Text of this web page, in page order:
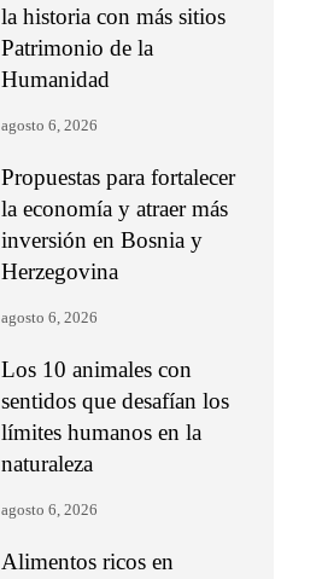
la historia con más sitios
Patrimonio de la
Humanidad
agosto 6, 2026
Propuestas para fortalecer
la economía y atraer más
inversión en Bosnia y
Herzegovina
agosto 6, 2026
Los 10 animales con
sentidos que desafían los
límites humanos en la
naturaleza
agosto 6, 2026
Alimentos ricos en